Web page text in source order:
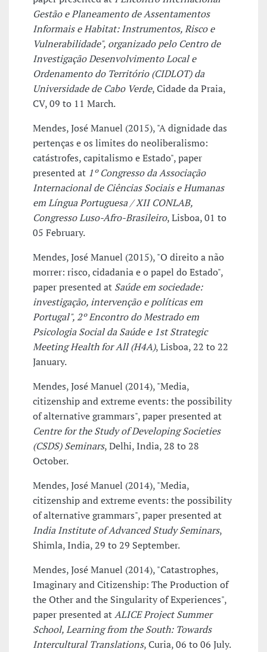
Gestão e Planeamento de Assentamentos
Informais e Habitat: Instrumentos, Risco e
Vulnerabilidade", organizado pelo Centro de
Investigação Desenvolvimento Local e
Ordenamento do Território (CIDLOT) da
Universidade de Cabo Verde, Cidade da Praia,
CV, 09 to 11 March.
Mendes, José Manuel (2015), "A dignidade das
pertenças e os limites do neoliberalismo:
catástrofes, capitalismo e Estado", paper
presented at 1º Congresso da Associação
Internacional de Ciências Sociais e Humanas
em Língua Portuguesa / XII CONLAB,
Congresso Luso-Afro-Brasileiro, Lisboa, 01 to
05 February.
Mendes, José Manuel (2015), "O direito a não
morrer: risco, cidadania e o papel do Estado",
paper presented at Saúde em sociedade:
investigação, intervenção e políticas em
Portugal", 2º Encontro do Mestrado em
Psicologia Social da Saúde e 1st Strategic
Meeting Health for All (H4A), Lisboa, 22 to 22
January.
Mendes, José Manuel (2014), "Media,
citizenship and extreme events: the possibility
of alternative grammars", paper presented at
Centre for the Study of Developing Societies
(CSDS) Seminars, Delhi, India, 28 to 28
October.
Mendes, José Manuel (2014), "Media,
citizenship and extreme events: the possibility
of alternative grammars", paper presented at
India Institute of Advanced Study Seminars,
Shimla, India, 29 to 29 September.
Mendes, José Manuel (2014), "Catastrophes,
Imaginary and Citizenship: The Production of
the Other and the Singularity of Experiences",
paper presented atALICE Project Summer
School, Learning from the South: Towards
Intercultural Translations, Curia, 06 to 06 July.